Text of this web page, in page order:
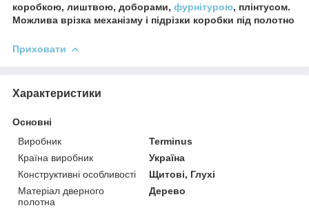
коробкою, лиштвою, доборами, фурнітурою, плінтусом.
Можлива врізка механізму і підрізки коробки під полотно
Приховати
Характеристики
Основні
Виробник
Terminus
Країна виробник
Україна
Конструктивні особливості
Щитові, Глухі
Матеріал дверного
полотна
Дерево